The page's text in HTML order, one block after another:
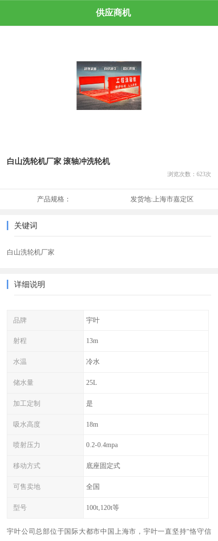
供应商机
白山洗轮机厂家 滚轴冲洗轮机
浏览次数： 623次
产品规格： 发货地:上海市嘉定区
关键词
白山洗轮机厂家
详细说明
品牌 宇叶
射程 13m
水温 冷水
储水量 25L
加工定制 是
吸水高度 18m
喷射压力 0.2-0.4mpa
移动方式 底座固定式
可售卖地 全国
型号 100t,120t等
宇叶公司总部位于国际大都市中国上海市，宇叶一直坚持“恪守信